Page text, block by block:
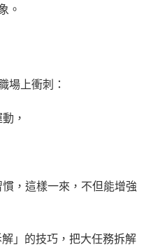
。
場上衝刺：
，
，這樣一來，不但能增強
」的技巧，把大任務拆解